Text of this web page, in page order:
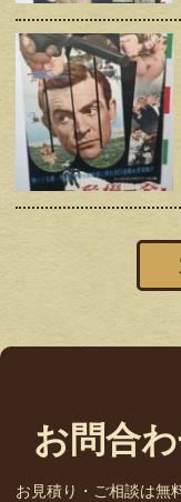
お問合
お見積り・ご相談は無